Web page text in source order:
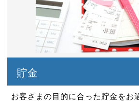
貯金
お客さまの目的に合った貯金をお